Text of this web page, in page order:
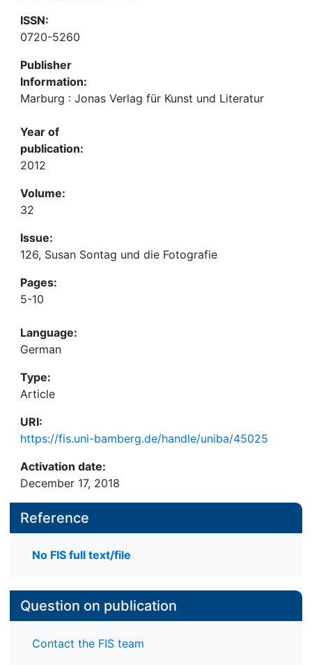
ISSN:
0720-5260
Publisher
Information:
Marburg : Jonas Verlag für Kunst und Literatur
Year of
publication:
2012
Volume:
32
Issue:
126, Susan Sontag und die Fotografie
Pages:
5-10
Language:
German
Type:
Article
URI:
https://fis.uni-bamberg.de/handle/uniba/45025
Activation date:
December 17, 2018
Reference
No FIS full text/file
Question on publication
Contact the FIS team